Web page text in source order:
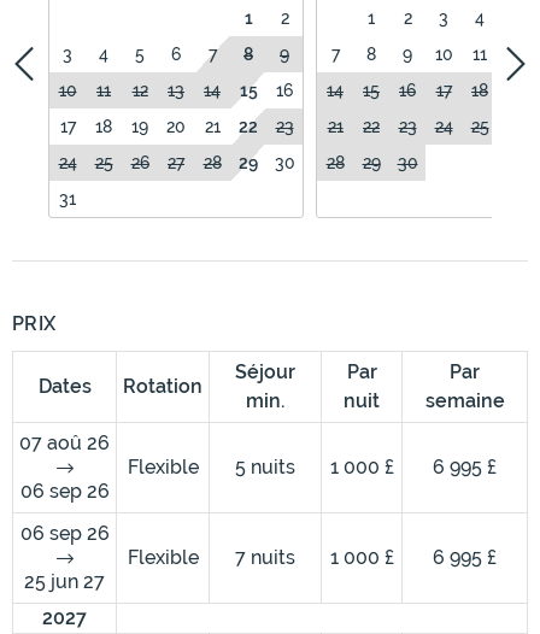
1
2
3
4 5 6 7 8
9
10
11 12 13 14 15
16
17
18 19 20 21 22
23
24
25 26 27 28 29
30
31
1 2 3 4
7
8 9 10 11
12
14
15 16 17 18
21
22 23 24 25
28
29 30
PRIX
Dates Rotation
Séjour
min.
Par
nuit
Par
semaine
07 aoû 26
06 sep 26
Flexible 5 nuits 1 000 £ 6 995 £
06 sep 26
25 jun 27
Flexible 7 nuits 1 000 £ 6 995 £
2027